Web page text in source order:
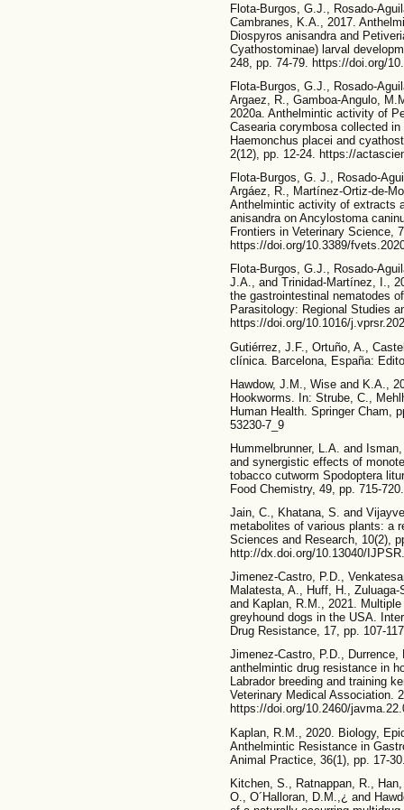
Flota-Burgos, G.J., Rosado-
Cambranes, K.A., 2017.
Diospyros anisandra and
Cyathostominae) larval
248, pp. 74-79. https://doi.org/
Flota-Burgos, G.J., Rosado-
Argaez, R., Gamboa-Angulo,
2020a. Anthelmintic activity of
Casearia corymbosa collected
Haemonchus placei and
2(12), pp. 12-24. https://
Flota-Burgos, G. J., Rosado-
Argáez, R., Martínez-Ortiz-de-
Anthelmintic activity of extracts
anisandra on Ancylostoma
Frontiers in Veterinary Science,
https://doi.org/10.3389/
Flota-Burgos, G.J., Rosado-
J.A., and Trinidad-Martínez, I.,
the gastrointestinal nematodes
Parasitology: Regional Studies
https://doi.org/10.1016/
Gutiérrez, J.F., Ortuño, A.,
clínica. Barcelona, España:
Hawdow, J.M., Wise and K.A.,
Hookworms. In: Strube, C.,
Human Health. Springer Cham,
53230-7_9
Hummelbrunner, L.A. and
and synergistic effects of
tobacco cutworm Spodoptera
Food Chemistry, 49, pp. 715-
Jain, C., Khatana, S. and
metabolites of various plants: a
Sciences and Research, 10(2),
http://dx.doi.org/10.13040/
Jimenez-Castro, P.D.,
Malatesta, A., Huff, H.,
and Kaplan, R.M., 2021.
greyhound dogs in the USA.
Drug Resistance, 17, pp. 107-
Jimenez-Castro, P.D.,
anthelmintic drug resistance in
Labrador breeding and training
Veterinary Medical Association.
https://doi.org/10.2460/
Kaplan, R.M., 2020. Biology,
Anthelmintic Resistance in
Animal Practice, 36(1), pp. 17-
Kitchen, S., Ratnappan, R.,
O., O´Halloran, D.M.,¿ and